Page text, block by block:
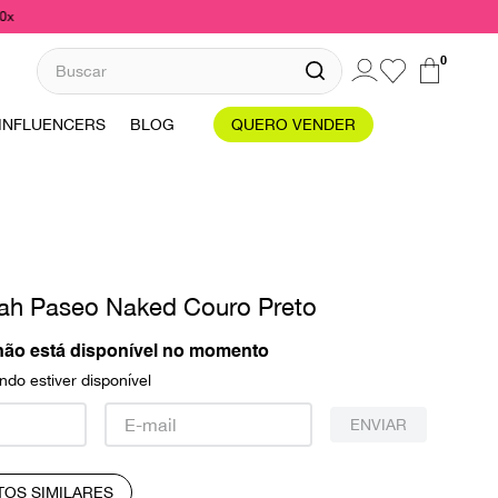
Buscar 0
INFLUENCERS BLOG QUERO VENDER
Paseo Naked Couro Preto
está disponível no momento
estiver disponível
ENVIAR
SIMILARES